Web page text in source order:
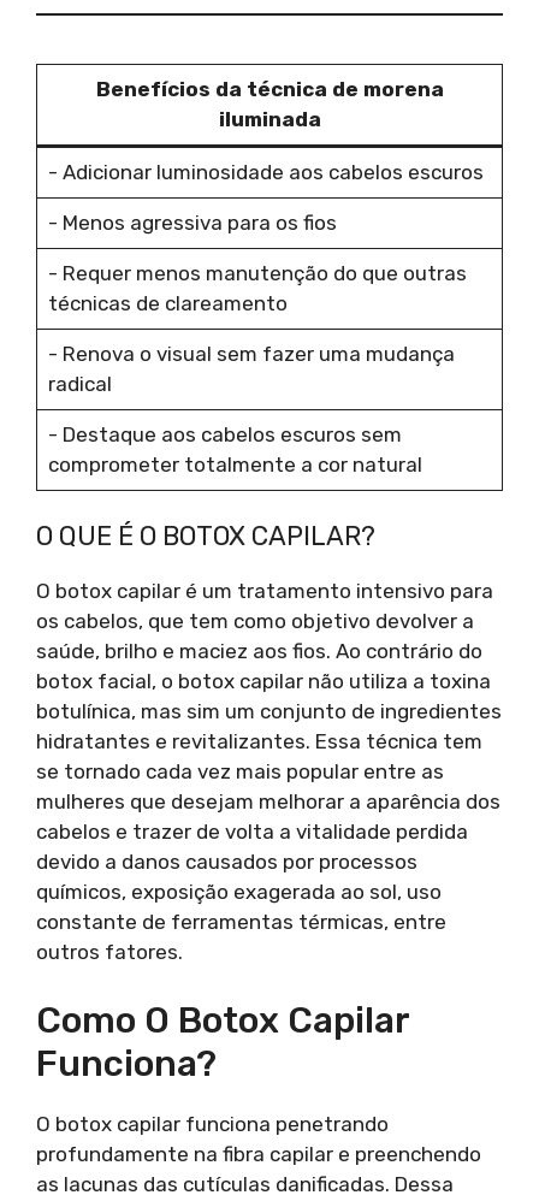
Benefícios da técnica de morena
iluminada
- Adicionar luminosidade aos cabelos escuros
- Menos agressiva para os fios
- Requer menos manutenção do que outras
técnicas de clareamento
- Renova o visual sem fazer uma mudança
radical
- Destaque aos cabelos escuros sem
comprometer totalmente a cor natural
O QUE É O BOTOX CAPILAR?
O botox capilar é um tratamento intensivo para
os cabelos, que tem como objetivo devolver a
saúde, brilho e maciez aos fios. Ao contrário do
botox facial, o botox capilar não utiliza a toxina
botulínica, mas sim um conjunto de ingredientes
hidratantes e revitalizantes. Essa técnica tem
se tornado cada vez mais popular entre as
mulheres que desejam melhorar a aparência dos
cabelos e trazer de volta a vitalidade perdida
devido a danos causados por processos
químicos, exposição exagerada ao sol, uso
constante de ferramentas térmicas, entre
outros fatores.
Como O Botox Capilar
Funciona?
O botox capilar funciona penetrando
profundamente na fibra capilar e preenchendo
as lacunas das cutículas danificadas. Dessa